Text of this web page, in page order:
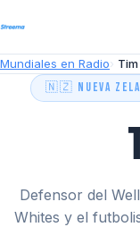
Mundiales en Radio
🇳🇿 NUEVA
Defensor del
Whites y el